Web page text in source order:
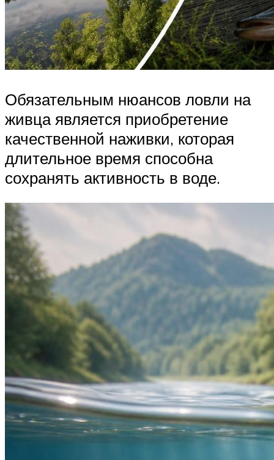
Обязательным нюансов ловли на
живца является приобретение
качественной наживки, которая
длительное время способна
сохранять активность в воде.